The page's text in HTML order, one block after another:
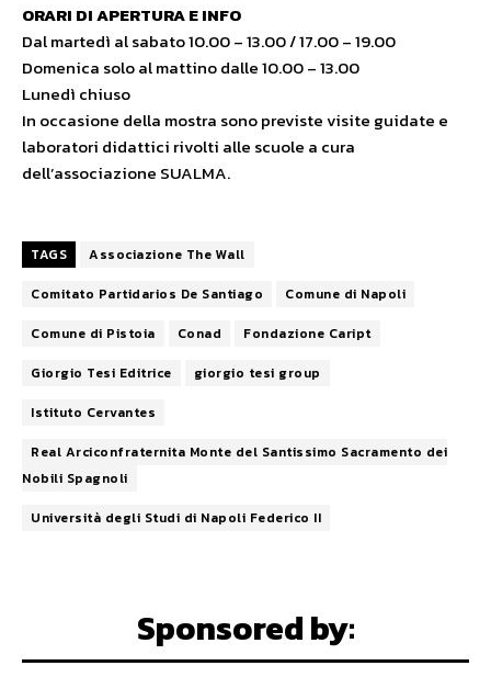
ORARI DI APERTURA E INFO
Dal martedì al sabato 10.00 – 13.00 / 17.00 – 19.00
Domenica solo al mattino dalle 10.00 – 13.00
Lunedì chiuso
In occasione della mostra sono previste visite guidate e
laboratori didattici rivolti alle scuole a cura
dell’associazione SUALMA.
TAGS
Associazione The Wall
Comitato Partidarios De Santiago
Comune di Napoli
Comune di Pistoia
Conad
Fondazione Caript
Giorgio Tesi Editrice
giorgio tesi group
Istituto Cervantes
Real Arciconfraternita Monte del Santissimo Sacramento dei
Nobili Spagnoli
Università degli Studi di Napoli Federico II
Sponsored by: